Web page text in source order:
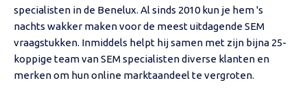
specialisten in de Benelux. Al sinds 2010 kun je hem 's
nachts wakker maken voor de meest uitdagende SEM
vraagstukken. Inmiddels helpt hij samen met zijn bijna 25-
koppige team van SEM specialisten diverse klanten en
merken om hun online marktaandeel te vergroten.